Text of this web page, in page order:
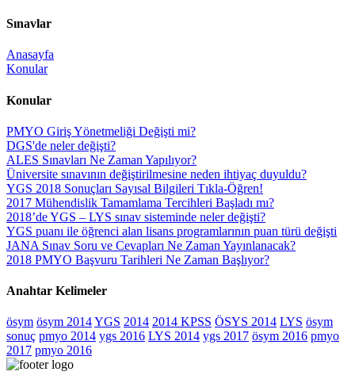
Sınavlar
Anasayfa
Konular
Konular
PMYO Giriş Yönetmeliği Değişti mi?
DGS'de neler değişti?
ALES Sınavları Ne Zaman Yapılıyor?
Üniversite sınavının değiştirilmesine neden ihtiyaç duyuldu?
YGS 2018 Sonuçları Sayısal Bilgileri Tıkla-Öğren!
2017 Mühendislik Tamamlama Tercihleri Başladı mı?
2018’de YGS – LYS sınav sisteminde neler değişti?
YGS puanı ile öğrenci alan lisans programlarının puan türü değişti
JANA Sınav Soru ve Cevapları Ne Zaman Yayınlanacak?
2018 PMYO Başvuru Tarihleri Ne Zaman Başlıyor?
Anahtar Kelimeler
ösym ösym 2014YGS 2014 2014 KPSS ÖSYS 2014 LYS ösym
sonuç pmyo 2014 ygs 2016 LYS 2014 ygs 2017 ösym 2016 pmyo
2017 pmyo 2016